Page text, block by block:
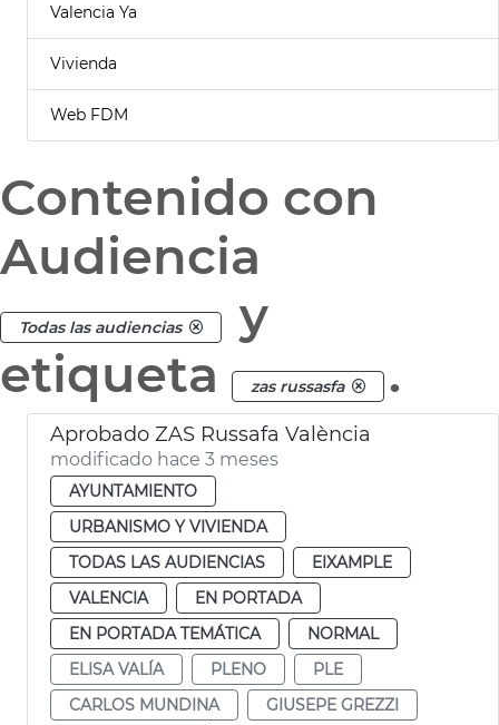
Valencia Ya
Vivienda
Web FDM
Contenido con
Audiencia
Todas las audiencias
y
etiqueta
zas russasfa .
Aprobado ZAS Russafa València
modificado hace 3 meses
AYUNTAMIENTO
URBANISMO Y VIVIENDA
TODAS LAS AUDIENCIAS
EIXAMPLE
VALENCIA
EN PORTADA
EN PORTADA TEMÁTICA
NORMAL
ELISA VALÍA
PLENO
PLE
CARLOS MUNDINA
GIUSEPE GREZZI